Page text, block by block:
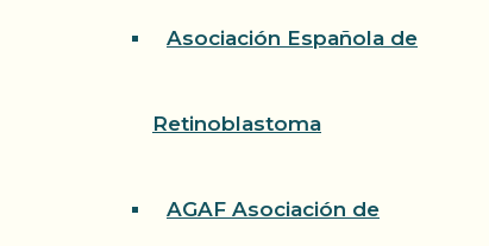
Asociación Española de
Retinoblastoma
AGAF Asociación de